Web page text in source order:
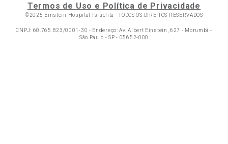
Termos de Uso e Política de Privacidade
©2025 Einstein Hospital Israelita -TODOS OS DIREITOS RESERVADOS
CNPJ: 60.765.823/0001-30 - Endereço: Av. Albert Einstein, 627 - Morumbi -
São Paulo - SP - 05652-000